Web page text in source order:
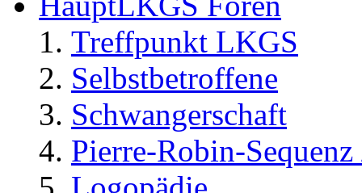
Treffpunkt LKGS
Selbstbetroffene
Schwangerschaft
Pierre-Robin-